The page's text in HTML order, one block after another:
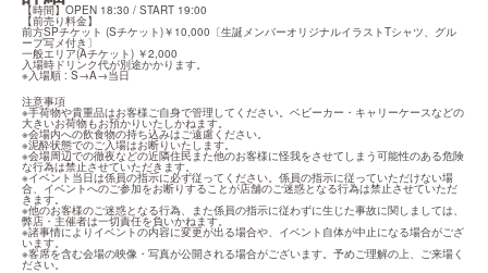
【時間】OPEN 18:30 / START 19:00
【前売り料金】
前方SPチケット (Sチケット)￥10,000〔生誕メンバーオリジナルイラストTシャツ、グル
ープ写メ付き〕
一般エリア(Aチケット) ￥2,000
入場時ドリンク代が別途かかります。
※入場順 : S→A→当日
注意事項
※手荷物や貴重品はお客様ご自身で管理してください。ベビーカー・キャリーケースなどの
大きいお荷物もお預かりいたしかねます。
※会場内への飲食物の持ち込みはご遠慮ください。
※泥酔状態でのご入場はお断りいたします。
※会場周辺での徹夜などの近隣住民また他のお客様に怪我をさせてしまう可能性のある危険
な行為は禁止させていただきます。
※イベント当日は係員の指示に必ず従ってください。係員の指示に従っていただけない場
合、イベントへのご参加をお断りすることが店舗のご迷惑となる行為は禁止させていただ
きます。
※他のお客様のご迷惑となる行為、また係員の指示に従わずに生じた事故に関しましては、
弊店・主催者は一切責任を負いかねます。
※諸事情によりイベントの内容に変更が出る場合や、イベント自体が中止になる場合がござ
います。
※客席を含む会場の映像・写真が公開される場合がございます。予めご理解の上、ご来場く
ださい。